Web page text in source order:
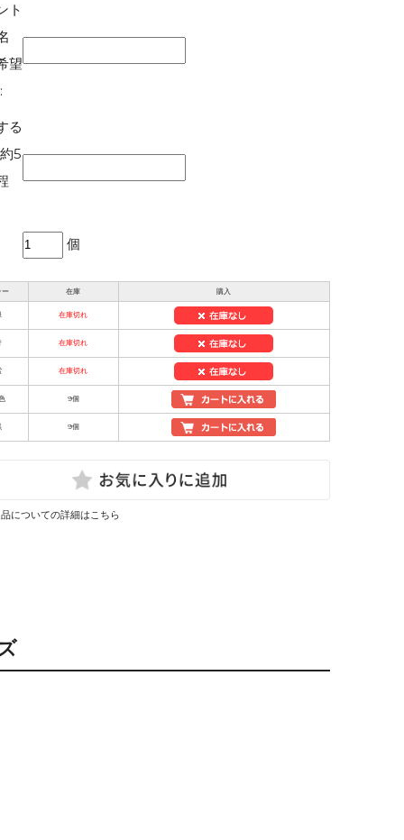
ト
望
る
5
個
ー 在庫 購入
在庫切れ
在庫切れ
在庫切れ
9個
9個
についての詳細はこちら